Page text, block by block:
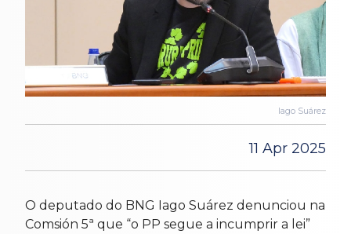
Iago Suárez
11 Apr 2025
O deputado do BNG Iago Suárez denunciou na
Comsión 5ª que “o PP segue a incumprir a lei”